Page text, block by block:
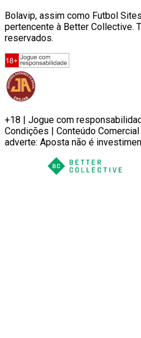
Bolavip, assim como Futbol
pertencente à Better Collective.
reservados.
+18 | Jogue com
Condições | Conteúdo
adverte: Aposta não é